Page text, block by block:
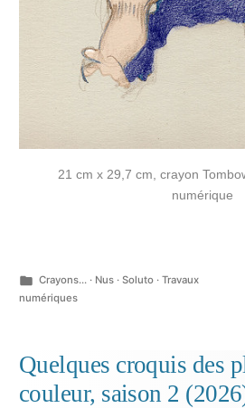
21 cm x 29,7 cm, crayon
numérique
Publié
dans
Crayons... · Nus· Soluto· Travaux
numériques
Quelques croquis des
couleur, saison 2